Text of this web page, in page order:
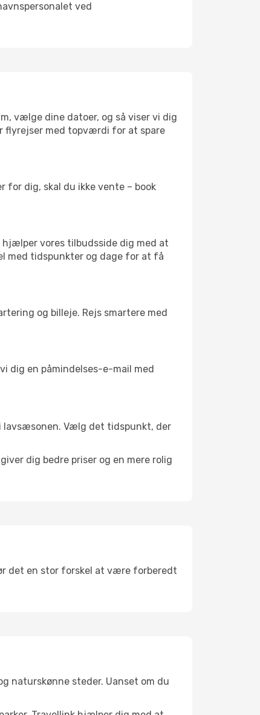
ved
vælge dine datoer, og så viser vi dig
flyrejser med topværdi for at spare
dig, skal du ikke vente – book
vores tilbudsside dig med at
med tidspunkter og dage for at få
og billeje. Rejs smartere med
dig en påmindelses-e-mail med
lavsæsonen. Vælg det tidspunkt, der
dig bedre priser og en mere rolig
det en stor forskel at være forberedt
naturskønne steder. Uanset om du